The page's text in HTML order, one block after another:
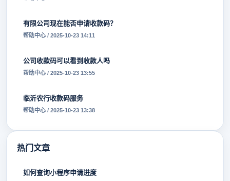
有限公司现在能否申请收款码？
帮助中心 / 2025-10-23 14:11
公司收款码可以看到收款人吗
帮助中心 / 2025-10-23 13:55
临沂农行收款码服务
帮助中心 / 2025-10-23 13:38
热门文章
如何查询小程序申请进度